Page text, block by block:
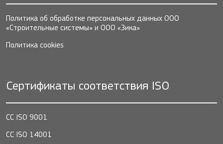
Политика об обработке персональных данных ООО
«Строительные системы» и ООО «Зика»
Политика cookies
Сертификаты соответствия ISO
СС ISO 9001
СС ISO 14001